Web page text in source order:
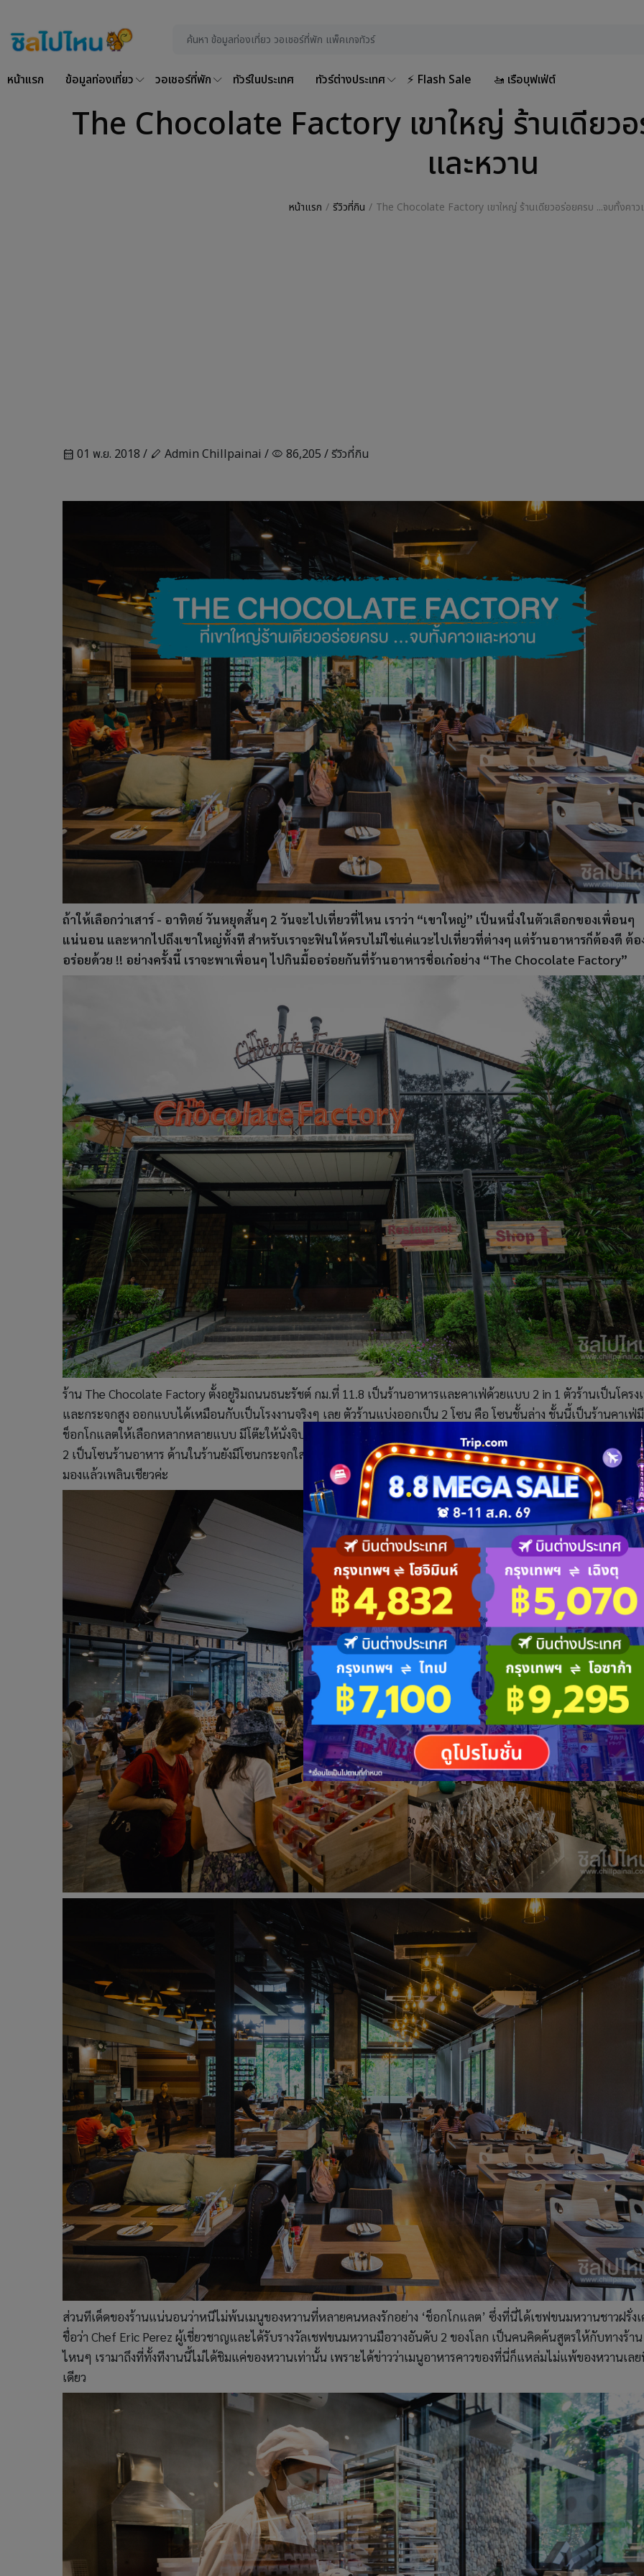
หน้าแรก ข้อมูลท่องเที่ยว วอเชอร์ที่พัก ทัวร์ในประเทศ ทัวร์ต่างประเทศ ⚡ Flash Sale 🚤 เรือบุฟเฟ่ต์
The Chocolate Factory เขาใหญ่ ร้านเดียว
และหวาน
หน้าแรก รีวิวที่กิน The Chocolate Factory เขาใหญ่ ร้านเดียวอร่อยครบ ...จบทั้งคาว
calendar_month 01 พ.ย. 2018 / stylus Admin Chillpainai / visibility 86,205 /รีวิวที่กิน
ถ้าให้เลือกว่าเสาร์ - อาทิตย์ วันหยุดสั้นๆ 2 วันจะไปเที่ยวที่ไหน เราว่า “เขาใหญ่” เป็นหนึ่งในตัวเลือกของเพื่อนๆ
แน่นอน และหากไปถึงเขาใหญ่ทั้งที สำหรับเราจะฟินให้ครบไม่ใช่แค่แวะไปเที่ยวที่ต่างๆ แต่ร้านอาหารก็ต้องดี ต้อ
อร่อยด้วย !! อย่างครั้งนี้ เราจะพาเพื่อนๆ ไปกินมื้ออร่อยกันที่ร้านอาหารชื่อเก๋อย่าง “The Chocolate Factory”
ร้าน The Chocolate Factory ตั้งอยู่ริมถนนธนะรัชต์ กม.ที่ 11.8 เป็นร้านอาหารและคาเฟ่ด้วยแบบ 2 in 1 ตัวร้านเป็นโครง
และกระจกสูง ออกแบบได้เหมือนกับเป็นโรงงานจริงๆ เลย ตัวร้านแบ่งออกเป็น 2 โซน คือ โซนชั้นล่าง ชั้นนี้เป็นร้านคาเฟ่มี
ช็อกโกแลตให้เลือกหลากหลายแบบ มีโต๊ะให้นั่งจิบเครื่องดื่มเย็นๆ เหมาะสำหรับใครที่แวะมาซื้อช็อกโกแลตกลับบ้าน ส่ว
2 เป็นโซนร้านอาหาร ด้านในร้านยังมีโซนกระจกใสเปิดให้เห็นการทำช็อคโกแลตแบบโฮมเมด การอบพิซซ่าเตาถ่านแท้ๆ
มองแล้วเพลินเชียวค่ะ
ส่วนทีเด็ดของร้านแน่นอนว่าหนีไม่พ้นเมนูของหวานที่หลายคนหลงรักอย่าง ‘ช็อกโกแลต’ ซึ่งที่นี่ได้เชฟขนมหวานชาวฝรั่ง
ชื่อว่า Chef Eric Perez ผู้เชี่ยวชาญและได้รับรางวัลเชฟขนมหวานมือวางอันดับ 2 ของโลก เป็นคนคิดค้นสูตรให้กับทางร้า
ไหนๆ เรามาถึงที่ทั้งทีงานนี้ไม่ได้ชิมแค่ของหวานเท่านั้น เพราะได้ข่าวว่าเมนูอาหารคาวของที่นี่ก็แหล่มไม่แพ้ของหวานเล
เดียว